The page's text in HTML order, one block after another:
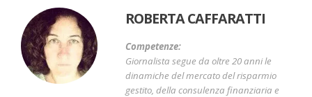
ROBERTA CAFFARATTI
Competenze:
Giornalista segue da oltre 20 anni le
dinamiche del mercato del risparmio
gestito, della consulenza finanziaria e